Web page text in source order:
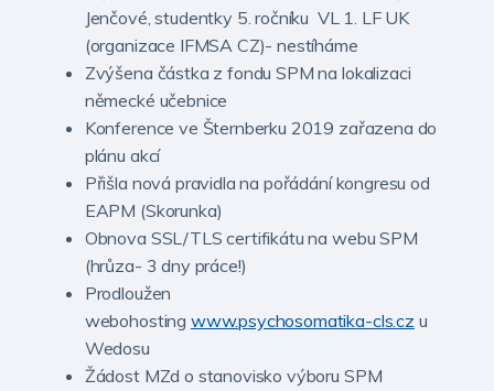
Jenčové, studentky 5. ročníku VL 1. LF UK
(organizace IFMSA CZ)- nestíháme
Zvýšena částka z fondu SPM na lokalizaci
německé učebnice
Konference ve Šternberku 2019 zařazena do
plánu akcí
Přišla nová pravidla na pořádání kongresu od
EAPM (Skorunka)
Obnova SSL/TLS certifikátu na webu SPM
(hrůza- 3 dny práce!)
Prodloužen
webohosting www.psychosomatika-cls.cz u
Wedosu
Žádost MZd o stanovisko výboru SPM